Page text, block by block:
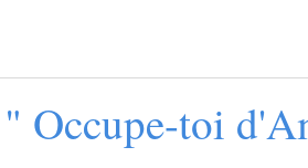
" Occupe-toi